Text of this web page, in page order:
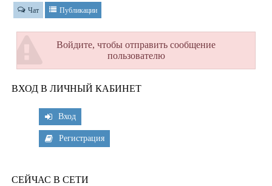
Чат Публикации
Войдите, чтобы отправить сообщение
пользователю
ВХОД В ЛИЧНЫЙ КАБИНЕТ
Вход
Регистрация
СЕЙЧАС В СЕТИ